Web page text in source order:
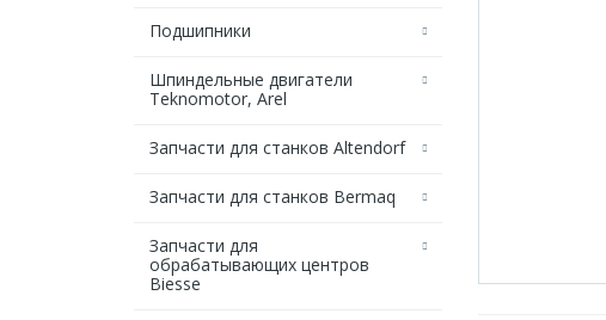
Подшипники
Шпиндельные двигатели
Teknomotor, Arel
Запчасти для станков Altendorf
Запчасти для станков Bermaq
Запчасти для
обрабатывающих центров
Biesse